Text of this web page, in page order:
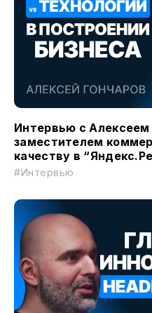
Интервью с
заместителем
качеству в
#Интервью